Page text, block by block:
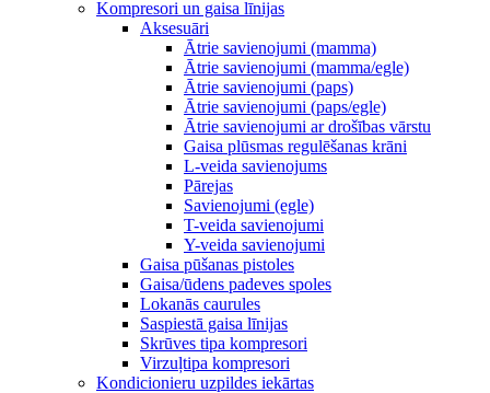
Kompresori un gaisa līnijas
Aksesuāri
Ātrie savienojumi (mamma)
Ātrie savienojumi (mamma/egle)
Ātrie savienojumi (paps)
Ātrie savienojumi (paps/egle)
Ātrie savienojumi ar drošības vārstu
Gaisa plūsmas regulēšanas krāni
L-veida savienojums
Pārejas
Savienojumi (egle)
T-veida savienojumi
Y-veida savienojumi
Gaisa pūšanas pistoles
Gaisa/ūdens padeves spoles
Lokanās caurules
Saspiestā gaisa līnijas
Skrūves tipa kompresori
Virzuļtipa kompresori
Kondicionieru uzpildes iekārtas